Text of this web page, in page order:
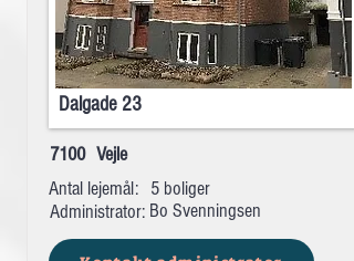
Dalgade 23
7100 Vejle
Antal lejemål:
Administrator:
5 boliger
Bo Svenningsen